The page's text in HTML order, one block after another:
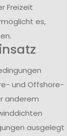
Freizeit
es,
und Offshore-
anderem
ausgelegt